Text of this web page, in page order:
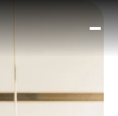
घर
मूवीज़